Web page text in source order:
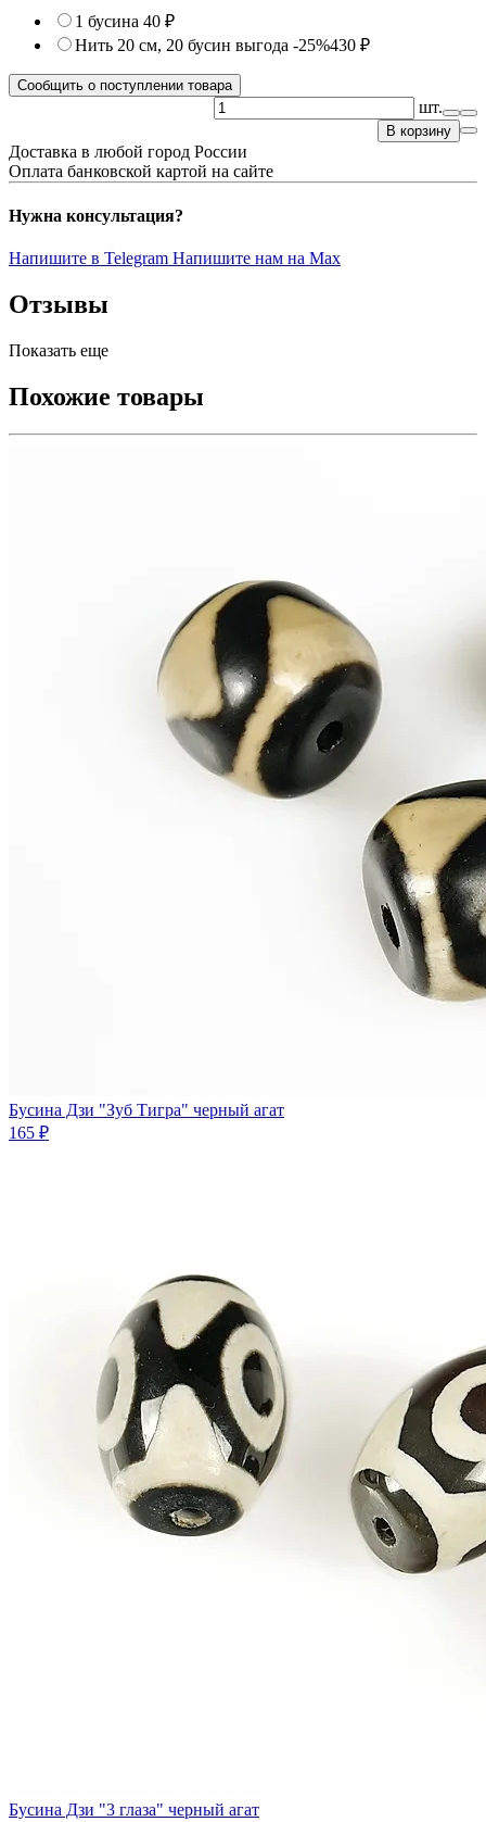
1 бусина 40 ₽
Нить 20 см, 20 бусин выгода -25%430 ₽
Сообщить о поступлении товара
шт.
В корзину
Доставка в любой город России
Оплата банковской картой на сайте
Нужна консультация?
Напишите в Telegram Напишите нам на Max
Отзывы
Показать еще
Похожие товары
Бусина Дзи "Зуб Тигра" черный агат
165 ₽
Бусина Дзи "3 глаза" черный агат